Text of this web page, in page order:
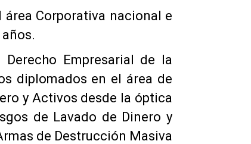
Corporativa nacional e
Empresarial de la
diplomados en el área de
y Activos desde la óptica
de Lavado de Dinero y
de Destrucción Masiva